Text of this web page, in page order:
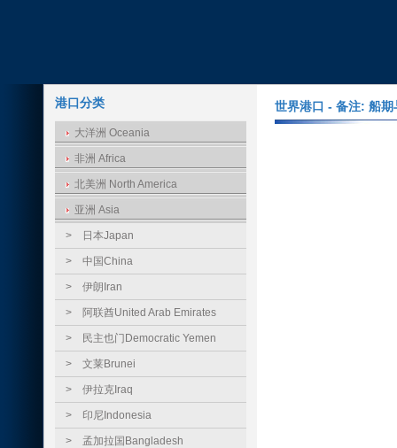
港口分类
大洋洲 Oceania
非洲 Africa
北美洲 North America
亚洲 Asia
> 日本Japan
> 中国China
> 伊朗Iran
> 阿联酋United Arab Emirates
> 民主也门Democratic Yemen
> 文莱Brunei
> 伊拉克Iraq
> 印尼Indonesia
> 孟加拉国Bangladesh
世界港口 - 备注: 船